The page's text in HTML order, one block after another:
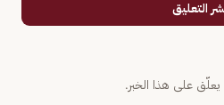
التعليق
على هذا الخبر.